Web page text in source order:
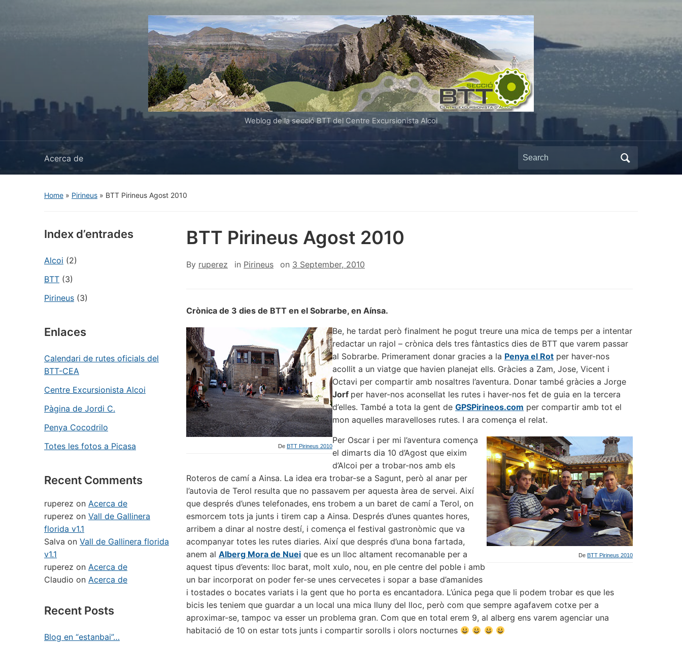
Weblog de la secció BTT del Centre Excursionista Alcoi
Acerca de
Search
for:
Home » Pirineus » BTT Pirineus Agost 2010
Index d’entrades
Alcoi (2)
BTT (3)
Pirineus (3)
Enlaces
Calendari de rutes oficials del
BTT-CEA
Centre Excursionista Alcoi
Pàgina de Jordi C.
Penya Cocodrilo
Totes les fotos a Picasa
Recent Comments
ruperez on Acerca de
ruperez on Vall de Gallinera
florida v1.1
Salva on Vall de Gallinera florida
v1.1
ruperez on Acerca de
Claudio on Acerca de
Recent Posts
Blog en “estanbai”…
BTT Pirineus Agost 2010
By ruperez in Pirineus on 3 September, 2010
Crònica de 3 dies de BTT en el Sobrarbe, en Aínsa.
De BTT Pirineus 2010
Be, he tardat però finalment he pogut treure una mica de temps per a intentar
redactar un rajol – crònica dels tres fàntastics dies de BTT que varem passar
al Sobrarbe. Primerament donar gracies a la Penya el Rot per haver-nos
acollit a un viatge que havien planejat ells. Gràcies a Zam, Jose, Vicent i
Octavi per compartir amb nosaltres l’aventura. Donar també gràcies a Jorge
Jorf per haver-nos aconsellat les rutes i haver-nos fet de guia en la tercera
d’elles. També a tota la gent de GPSPirineos.com per compartir amb tot el
mon aquelles maravelloses rutes. I ara comença el relat.
De BTT Pirineus 2010
Per Oscar i per mi l’aventura comença
el dimarts dia 10 d’Agost que eixim
d’Alcoi per a trobar-nos amb els
Roteros de camí a Ainsa. La idea era trobar-se a Sagunt, però al anar per
l’autovia de Terol resulta que no passavem per aquesta àrea de servei. Així
que després d’unes telefonades, ens trobem a un baret de camí a Terol, on
esmorcem tots ja junts i tirem cap a Ainsa. Després d’unes quantes hores,
arribem a dinar al nostre destí, i comença el festival gastronòmic que va
acompanyar totes les rutes diaries. Així que després d’una bona fartada,
anem al Alberg Mora de Nuei que es un lloc altament recomanable per a
aquest tipus d’events: lloc barat, molt xulo, nou, en ple centre del poble i amb
un bar incorporat on poder fer-se unes cervecetes i sopar a base d’amanides
i tostades o bocates variats i la gent que ho porta es encantadora. L’única pega que li podem trobar es que les
bicis les teniem que guardar a un local una mica lluny del lloc, però com que sempre agafavem cotxe per a
aproximar-se, tampoc va esser un problema gran. Com que en total erem 9, al alberg ens varem agenciar una
habitació de 10 on estar tots junts i compartir sorolls i olors nocturnes